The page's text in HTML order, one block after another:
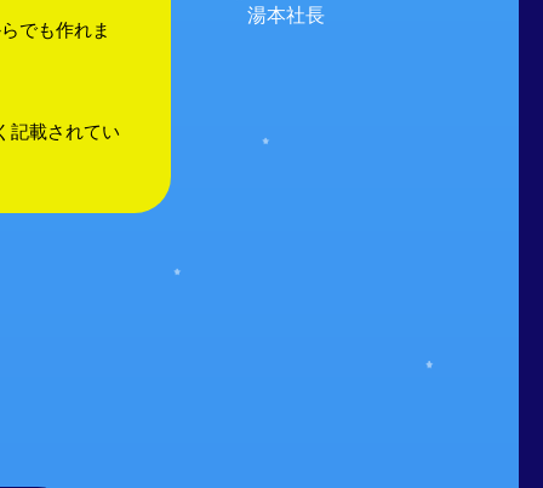
湯本社長
でも作れま
記載されてい